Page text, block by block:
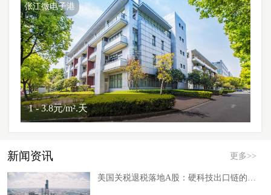
张江微电子港
1 - 3.8元/m².天
新闻资讯 更多>>